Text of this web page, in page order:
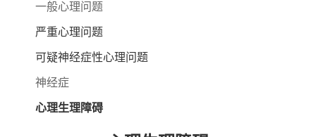
一般心理问题
严重心理问题
可疑神经症性心理问题
神经症
心理生理障碍